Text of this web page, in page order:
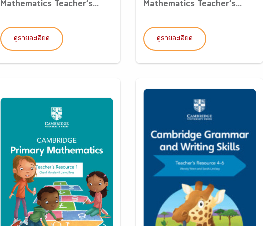
Mathematics Teacher’s...
ดูรายละเอียด
Mathematics Teacher’s...
ดูรายละเอียด